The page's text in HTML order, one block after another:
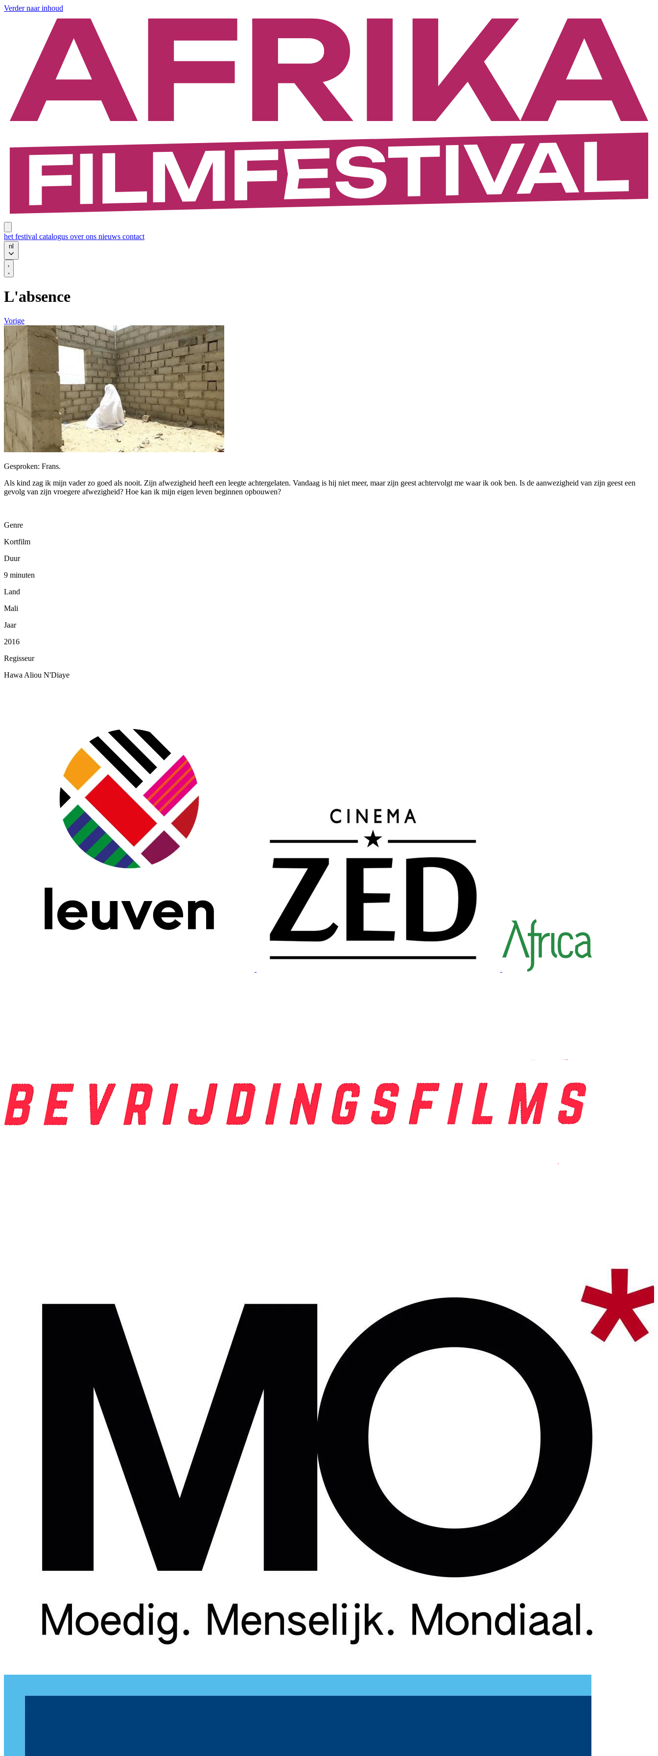
Verder naar inhoud
het festival catalogus over ons nieuws contact
nl
L'absence
Vorige
Gesproken: Frans.
Als kind zag ik mijn vader zo goed als nooit. Zijn afwezigheid heeft een leegte achtergelaten. Vandaag is hij niet meer, maar zijn geest achtervolgt me waar ik ook ben. Is de aanwezigheid van zijn geest een
gevolg van zijn vroegere afwezigheid? Hoe kan ik mijn eigen leven beginnen opbouwen?
Genre
Kortfilm
Duur
9 minuten
Land
Mali
Jaar
2016
Regisseur
Hawa Aliou N'Diaye